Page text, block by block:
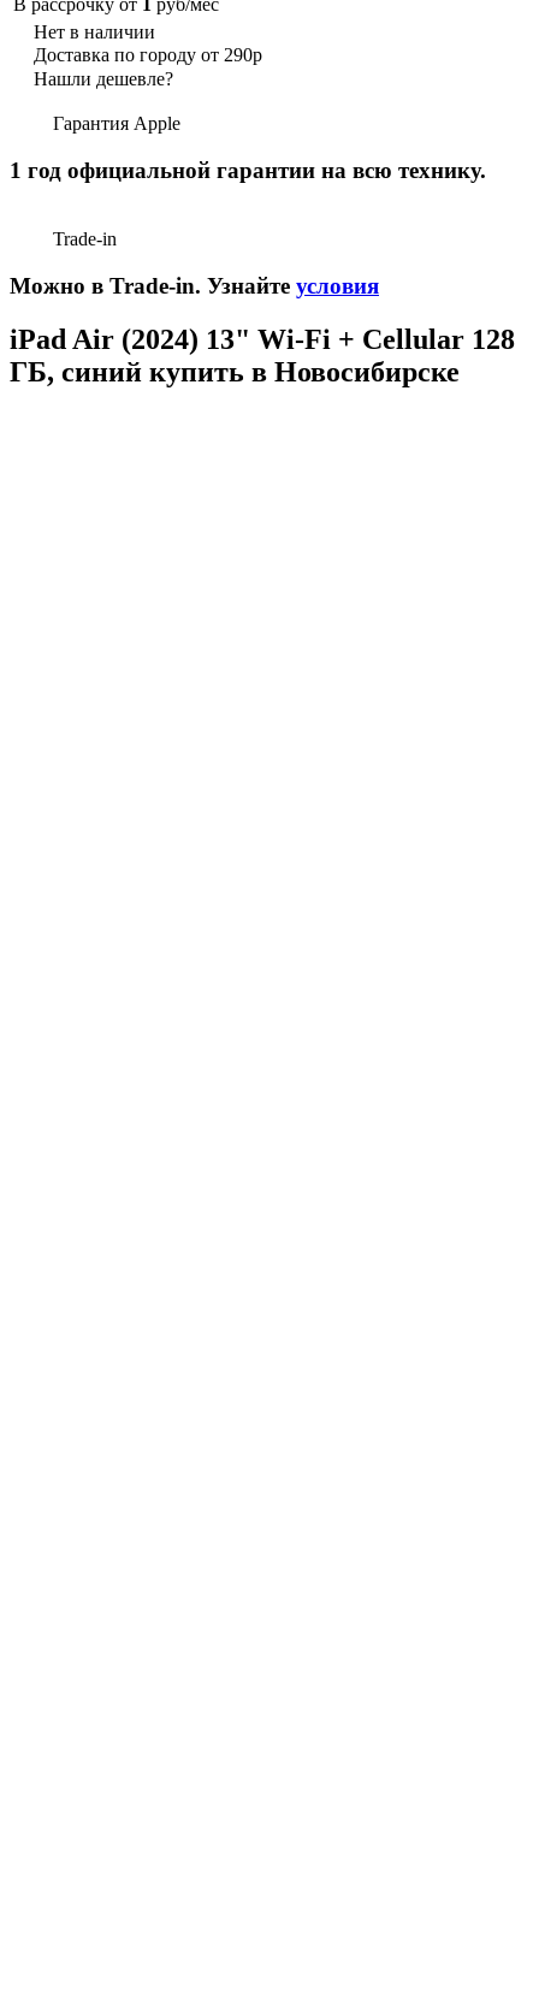
Нет в наличии
Доставка по городу от 290р
Нашли дешевле?
Гарантия Apple
1 год официальной гарантии на всю технику.
Trade-in
Можно в Trade-in. Узнайте условия
iPad Air (2024) 13" Wi-Fi + Cellular 128
ГБ, синий купить в Новосибирске